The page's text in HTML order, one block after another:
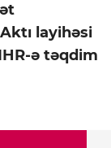
layihəsi
ə təqdim